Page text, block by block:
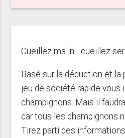
Cueillez malin... cueillez
Basé sur la déduction et la
jeu de société rapide vous
champignons. Mais il
car tous les champignons
Tirez parti des